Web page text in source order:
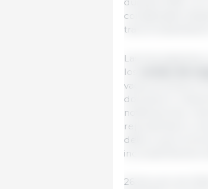
durante 2025,
considerable
tras la
Las tres especies
los
vacas lecheras
dominaron
notificaciones,
representaron
debe a que la
incumplimientos
26 de junio de